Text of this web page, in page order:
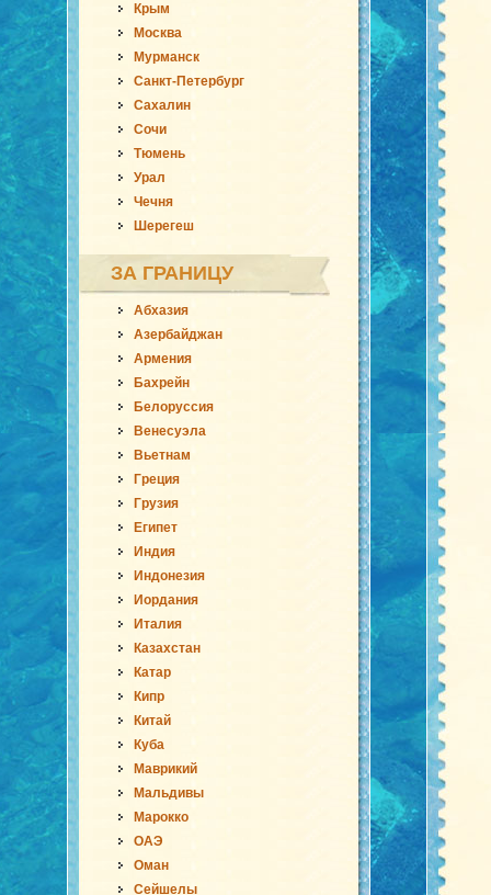
Крым
Москва
Мурманск
Санкт-Петербург
Сахалин
Сочи
Тюмень
Урал
Чечня
Шерегеш
ЗА ГРАНИЦУ
Абхазия
Азербайджан
Армения
Бахрейн
Белоруссия
Венесуэла
Вьетнам
Греция
Грузия
Египет
Индия
Индонезия
Иордания
Италия
Казахстан
Катар
Кипр
Китай
Куба
Маврикий
Мальдивы
Марокко
ОАЭ
Оман
Сейшелы